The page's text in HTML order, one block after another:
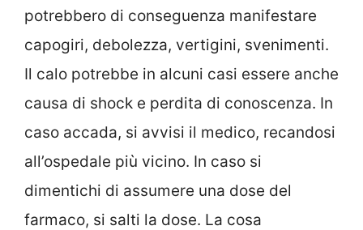
potrebbero di conseguenza manifestare
capogiri, debolezza, vertigini, svenimenti.
Il calo potrebbe in alcuni casi essere anche
causa di shock e perdita di conoscenza. In
caso accada, si avvisi il medico, recandosi
all’ospedale più vicino. In caso si
dimentichi di assumere una dose del
farmaco, si salti la dose. La cosa